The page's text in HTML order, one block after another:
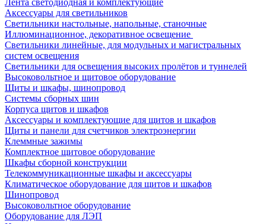
Лента светодиодная и комплектующие
Аксессуары для светильников
Светильники настольные, напольные, станочные
Иллюминационное, декоративное освещение
Светильники линейные, для модульных и магистральных
систем освещения
Светильники для освещения высоких пролётов и туннелей
Высоковольтное и щитовое оборудование
Щиты и шкафы, шинопровод
Системы сборных шин
Корпуса щитов и шкафов
Аксессуары и комплектующие для щитов и шкафов
Щиты и панели для счетчиков электроэнергии
Клеммные зажимы
Комплектное щитовое оборудование
Шкафы сборной конструкции
Телекоммуникационные шкафы и аксессуары
Климатическое оборудование для щитов и шкафов
Шинопровод
Высоковольтное оборудование
Оборудование для ЛЭП